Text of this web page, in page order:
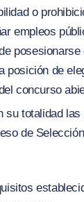
o
empleos
posición de
concurso
su totalidad
de